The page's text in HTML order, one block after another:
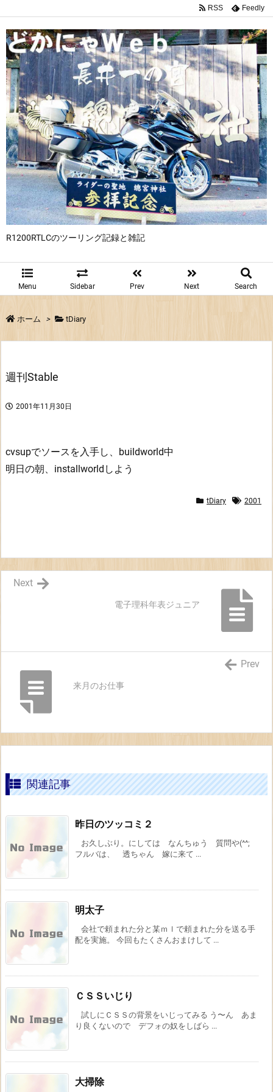
R1200RTLCのツーリング記録と雑記
Menu Sidebar Prev Next Search
RSS Feedly
ホーム > tDiary
週刊Stable
2001年11月30日
cvsupでソースを入手し、buildworld中
明日の朝、installworldしよう
tDiary 2001
電子理科年表ジュニア
Next
来月のお仕事
Prev
関連記事
昨日のツッコミ２
お久しぶり。にしては なんちゅう 質問や(^^;
フルバは、 透ちゃん 嫁に来て ...
明太子
会社で頼まれた分と某ｍｌで頼まれた分を送る手
配を実施。 今回もたくさんおまけして ...
ＣＳＳいじり
試しにＣＳＳの背景をいじってみる う〜ん あま
り良くないので デフォの奴をしばら ...
大掃除